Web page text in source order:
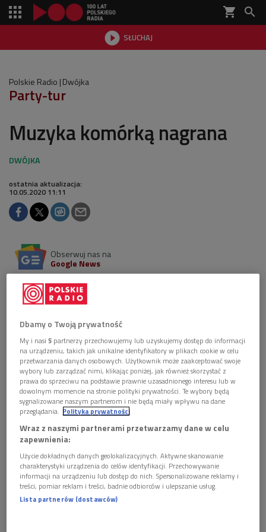
shopping_cart 
 SŁUCHAJ

Polskie Radio Dwójka
Party-tur
Muzyka komórką nagrana
ostatnia aktualizacja:
10.05.2020 11:11
Obserwuj nas na
Google News
W audycji Adam Sztaba zaprezentował nagrania
znanych utworów dokonane przez rozmaitych
muzyków, w większości podczas pandemii, wyłącznie
przy pomocy telefonów komórkowych.
Zdjęcie ilustracyjne Foto: Shutterstock.com/nampix
Dbamy o Twoją prywatność
My i nasi5 partnerzy przechowujemy lub uzyskujemy dostęp do informacji
na urządzeniu, takich jak unikalne identyfikatory w plikach cookie w celu
przetwarzania danych osobowych. Użytkownik może zaakceptować swoje
wybory lub zarządzać nimi, klikając poniżej, jak również skorzystać z
prawa do sprzeciwu na podstawie prawnie uzasadnionego interesu lub w
dowolnym momencie na stronie polityki prywatności. Te wybory będą
sygnalizowane naszym partnerom i nie będą miały wpływu na dane
przeglądania. Polityka prywatności
Wraz z naszymi partnerami przetwarzamy dane w celu
zapewnienia:
Użycie dokładnych danych geolokalizacyjnych. Aktywne skanowanie
charakterystyki urządzenia do celów identyfikacji. Przechowywanie
informacji na urządzeniu lub dostęp do nich. Spersonalizowane reklamy i
treści, pomiar reklam i treści, badnie odbiorców i ulepszanie usług.
Lista partnerów (dostawców)